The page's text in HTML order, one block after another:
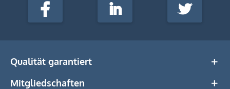
Media
Facebook LinkedIn Twitter
Qualität garantiert
Mitgliedschaften